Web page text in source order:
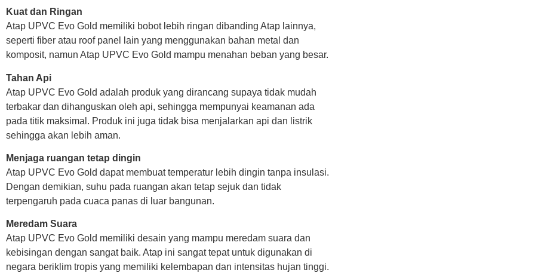
Kuat dan Ringan
Atap UPVC Evo Gold memiliki bobot lebih ringan dibanding Atap lainnya,
seperti fiber atau roof panel lain yang menggunakan bahan metal dan
komposit, namun Atap UPVC Evo Gold mampu menahan beban yang besar.
Tahan Api
Atap UPVC Evo Gold adalah produk yang dirancang supaya tidak mudah
terbakar dan dihanguskan oleh api, sehingga mempunyai keamanan ada
pada titik maksimal. Produk ini juga tidak bisa menjalarkan api dan listrik
sehingga akan lebih aman.
Menjaga ruangan tetap dingin
Atap UPVC Evo Gold dapat membuat temperatur lebih dingin tanpa insulasi.
Dengan demikian, suhu pada ruangan akan tetap sejuk dan tidak
terpengaruh pada cuaca panas di luar bangunan.
Meredam Suara
Atap UPVC Evo Gold memiliki desain yang mampu meredam suara dan
kebisingan dengan sangat baik. Atap ini sangat tepat untuk digunakan di
negara beriklim tropis yang memiliki kelembapan dan intensitas hujan tinggi.